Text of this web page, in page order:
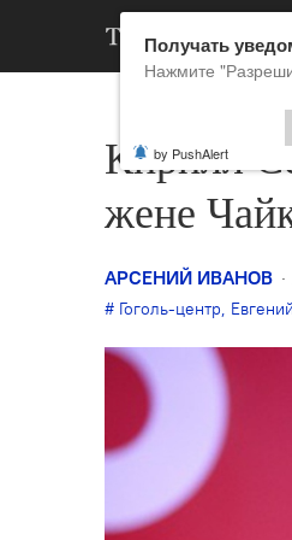
Кирилл
жене
АРСЕНИЙ ИВАНОВ
Гоголь-центр,
Получать
Нажмите
by PushAlert